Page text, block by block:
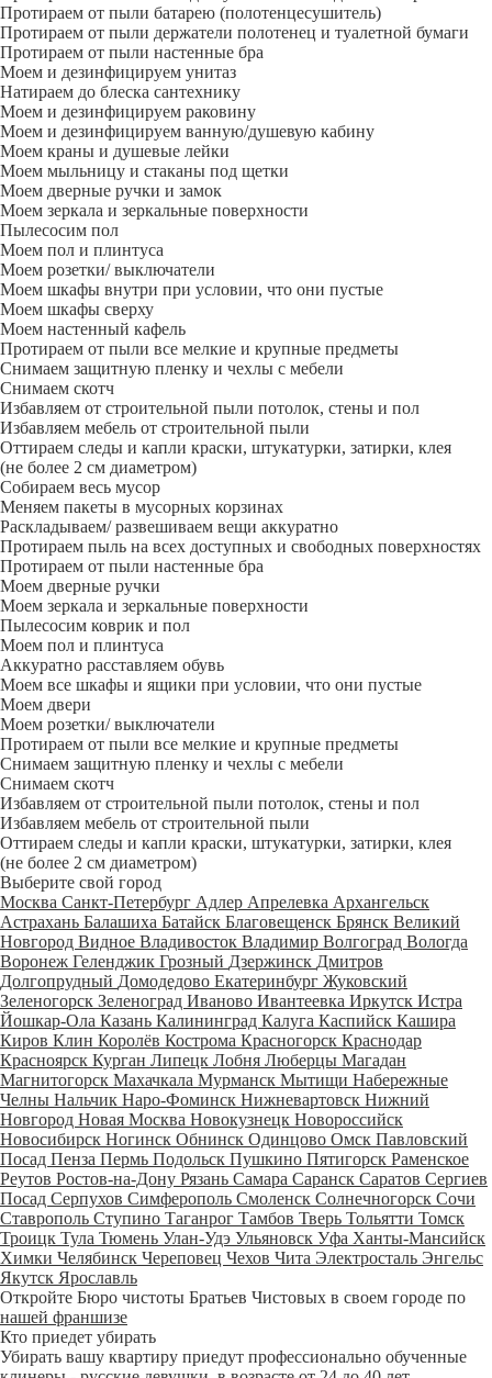
Протираем от пыли батарею (полотенцесушитель)
Протираем от пыли держатели полотенец и туалетной бумаги
Протираем от пыли настенные бра
Моем и дезинфицируем унитаз
Натираем до блеска сантехнику
Моем и дезинфицируем раковину
Моем и дезинфицируем ванную/душевую кабину
Моем краны и душевые лейки
Моем мыльницу и стаканы под щетки
Моем дверные ручки и замок
Моем зеркала и зеркальные поверхности
Пылесосим пол
Моем пол и плинтуса
Моем розетки/ выключатели
Моем шкафы внутри при условии, что они пустые
Моем шкафы сверху
Моем настенный кафель
Протираем от пыли все мелкие и крупные предметы
Снимаем защитную пленку и чехлы с мебели
Снимаем скотч
Избавляем от строительной пыли потолок, стены и пол
Избавляем мебель от строительной пыли
Оттираем следы и капли краски, штукатурки, затирки, клея
(не более 2 см диаметром)
Собираем весь мусор
Меняем пакеты в мусорных корзинах
Раскладываем/ развешиваем вещи аккуратно
Протираем пыль на всех доступных и свободных поверхностях
Протираем от пыли настенные бра
Моем дверные ручки
Моем зеркала и зеркальные поверхности
Пылесосим коврик и пол
Моем пол и плинтуса
Аккуратно расставляем обувь
Моем все шкафы и ящики при условии, что они пустые
Моем двери
Моем розетки/ выключатели
Протираем от пыли все мелкие и крупные предметы
Снимаем защитную пленку и чехлы с мебели
Снимаем скотч
Избавляем от строительной пыли потолок, стены и пол
Избавляем мебель от строительной пыли
Оттираем следы и капли краски, штукатурки, затирки, клея
(не более 2 см диаметром)
Выберите свой город
Москва Санкт-Петербург Адлер Апрелевка Архангельск
Астрахань Балашиха Батайск Благовещенск Брянск Великий
Новгород Видное Владивосток Владимир Волгоград Вологда
Воронеж Геленджик Грозный Дзержинск Дмитров
Долгопрудный Домодедово Екатеринбург Жуковский
Зеленогорск Зеленоград Иваново Ивантеевка Иркутск Истра
Йошкар-Ола Казань Калининград Калуга Каспийск Кашира
Киров Клин Королёв Кострома Красногорск Краснодар
Красноярск Курган Липецк Лобня Люберцы Магадан
Магнитогорск Махачкала Мурманск Мытищи Набережные
Челны Нальчик Наро-Фоминск Нижневартовск Нижний
Новгород Новая Москва Новокузнецк Новороссийск
Новосибирск Ногинск Обнинск Одинцово Омск Павловский
Посад Пенза Пермь Подольск Пушкино Пятигорск Раменское
Реутов Ростов-на-Дону Рязань Самара Саранск Саратов Сергиев
Посад Серпухов Симферополь Смоленск Солнечногорск Сочи
Ставрополь Ступино Таганрог Тамбов Тверь Тольятти Томск
Троицк Тула Тюмень Улан-Удэ Ульяновск Уфа Ханты-Мансийск
Химки Челябинск Череповец Чехов Чита Электросталь Энгельс
Якутск Ярославль
Откройте Бюро чистоты Братьев Чистовых в своем городе по
нашей франшизе
Кто приедет убирать
Убирать вашу квартиру приедут профессионально обученные